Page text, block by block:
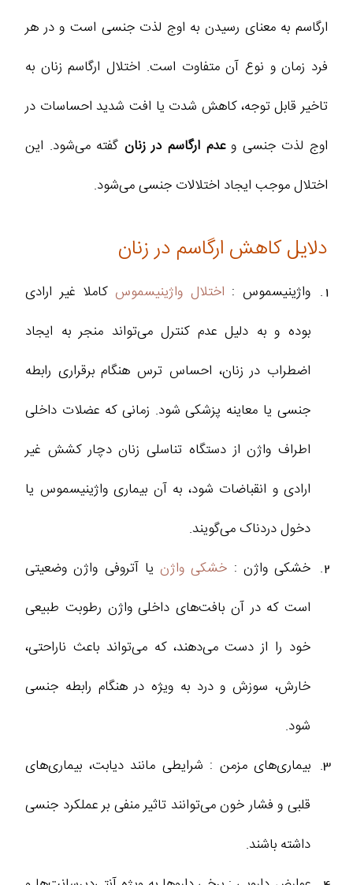
ارگاسم به معنای رسیدن به اوج لذت جنسی است و در هر
فرد زمان و نوع آن متفاوت است. اختلال ارگاسم زنان به
تاخیر قابل توجه، کاهش شدت یا افت شدید احساسات در
اوج لذت جنسی وعدم ارگاسم در زنان گفته می‌شود. این
اختلال موجب ایجاد اختلالات جنسی می‌شود.
دلایل کاهش ارگاسم در زنان
واژینیسموس : اختلال واژینیسموس کاملا غیر ارادی
بوده و به ‌دلیل عدم کنترل می‌تواند منجر به ایجاد
اضطراب در زنان، احساس ترس هنگام برقراری رابطه
جنسی یا معاینه پزشکی شود. زمانی که عضلات داخلی
اطراف واژن از دستگاه تناسلی زنان دچار کشش غیر
ارادی و انقباضات شود، به آن بیماری واژینیسموس یا
دخول دردناک می‌گویند.
خشکی واژن : خشکی واژن یا آتروفی واژن وضعیتی
است که در آن بافت‌های داخلی واژن رطوبت طبیعی
خود را از دست می‌دهند، که می‌تواند باعث ناراحتی،
خارش، سوزش و درد به ویژه در هنگام رابطه جنسی
شود.
بیماری‌های مزمن : شرایطی مانند دیابت، بیماری‌های
قلبی و فشار خون می‌توانند تاثیر منفی بر عملکرد جنسی
داشته باشند.